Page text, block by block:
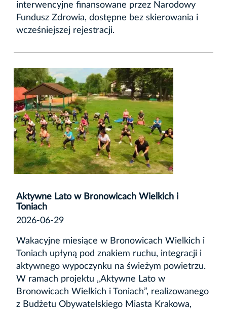
interwencyjne finansowane przez Narodowy
Fundusz Zdrowia, dostępne bez skierowania i
wcześniejszej rejestracji.
Aktywne Lato w Bronowicach Wielkich i
Toniach
2026-06-29
Wakacyjne miesiące w Bronowicach Wielkich i
Toniach upłyną pod znakiem ruchu, integracji i
aktywnego wypoczynku na świeżym powietrzu.
W ramach projektu „Aktywne Lato w
Bronowicach Wielkich i Toniach”, realizowanego
z Budżetu Obywatelskiego Miasta Krakowa,